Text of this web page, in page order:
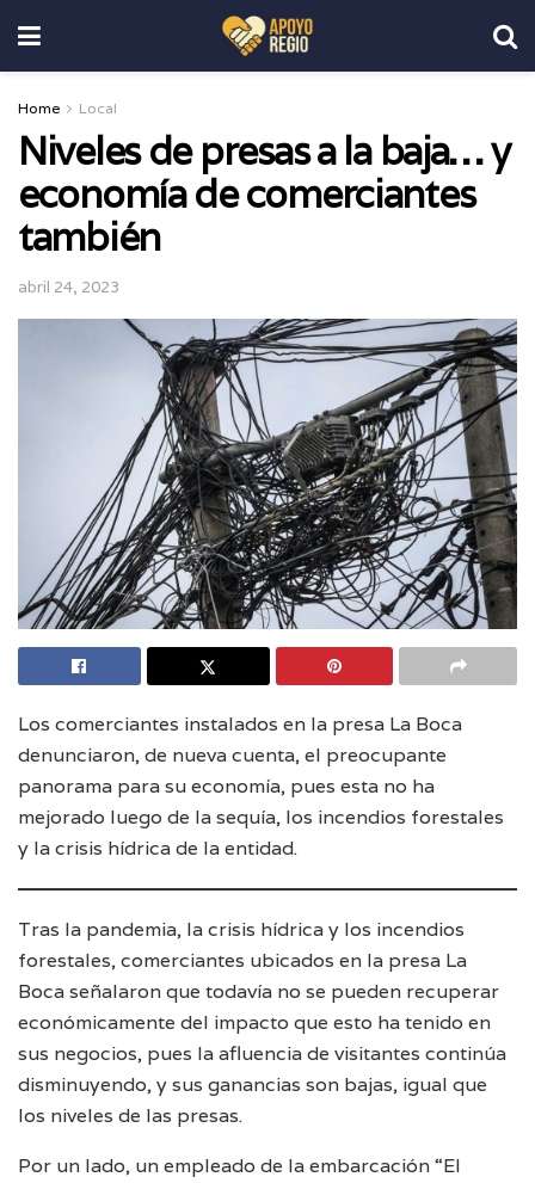
Home Local
Niveles de presas a la baja… y
economía de comerciantes
también
abril 24, 2023
Los comerciantes instalados en la presa La Boca
denunciaron, de nueva cuenta, el preocupante
panorama para su economía, pues esta no ha
mejorado luego de la sequía, los incendios forestales
y la crisis hídrica de la entidad.
Tras la pandemia, la crisis hídrica y los incendios
forestales, comerciantes ubicados en la presa La
Boca señalaron que todavía no se pueden recuperar
económicamente del impacto que esto ha tenido en
sus negocios, pues la afluencia de visitantes continúa
disminuyendo, y sus ganancias son bajas, igual que
los niveles de las presas.
Por un lado, un empleado de la embarcación “El